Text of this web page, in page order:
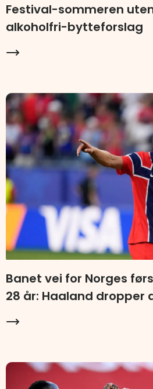
Festival-sommeren
alkoholfri-bytteforslag
Banet vei for Norges
28 år: Haaland dropper